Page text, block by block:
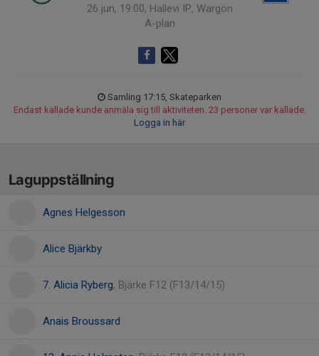
26 jun, 19:00, Hallevi IP, Wargön
A-plan
Samling 17:15, Skateparken
Endast kallade kunde anmäla sig till aktiviteten. 23 personer var kallade.
Logga in här
Laguppställning
Agnes Helgesson
Alice Bjärkby
7. Alicia Ryberg, Bjärke F12 (F13/14/15)
Anais Broussard